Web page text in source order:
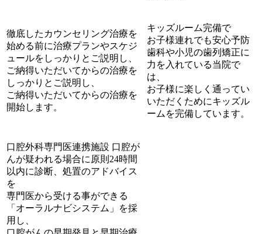
徹底したカウンセリング治療を
始める前に治療プランやスケジ
ュールをしっかりとご説明し、
ご納得いただいてからの治療を
しっかりとご説明し、
ご納得いただいてからの治療を
開始します。
キッズルーム完備で
お子様連れでも安心予防
歯科や小児の歯列矯正に
力を入れている当院で
は、
お子様に楽しく通ってい
いただくためにキッズル
ームを完備しています。
口腔外科専門医連携施設 口腔が
んが疑われる場合に原則24時間
以内に診断、処置のアドバイス
を
専門医から受ける事ができる
「オーラルナビシステム」を採
用し、